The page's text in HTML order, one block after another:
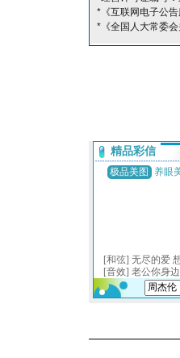
*《互联网电子公告
*《全国人大常委会